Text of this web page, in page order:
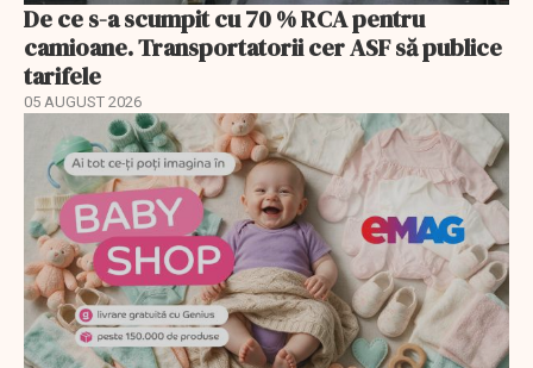
De ce s-a scumpit cu 70 % RCA pentru
camioane. Transportatorii cer ASF să publice
tarifele
05 AUGUST 2026